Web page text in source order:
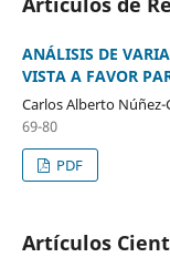
ANÁLISIS DE
VISTA A FAVOR
Carlos Alberto Núñez-
69-80
PDF
Artículos